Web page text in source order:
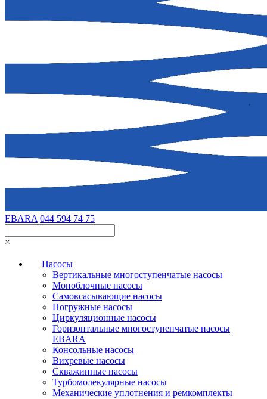
EBARA 044 594 74 75
×
Насосы
Вертикальные многоступенчатые насосы
Моноблочные насосы
Самовсасывающие насосы
Погружные насосы
Циркуляционные насосы
Горизонтальные многоступенчатые насосы
EBARA
Консольные насосы
Вихревые насосы
Скважинные насосы
Турбомолекулярные насосы
Механические уплотнения и ремкомплекты